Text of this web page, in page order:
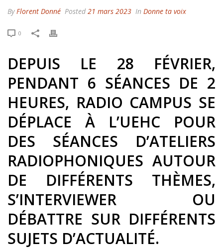
ByFlorent Donné Posted 21 mars 2023 In Donne ta voix
0
DEPUIS LE 28 FÉVRIER,
PENDANT 6 SÉANCES DE 2
HEURES, RADIO CAMPUS SE
DÉPLACE À L’UEHC POUR
DES SÉANCES D’ATELIERS
RADIOPHONIQUES AUTOUR
DE DIFFÉRENTS THÈMES,
S’INTERVIEWER OU
DÉBATTRE SUR DIFFÉRENTS
SUJETS D’ACTUALITÉ.